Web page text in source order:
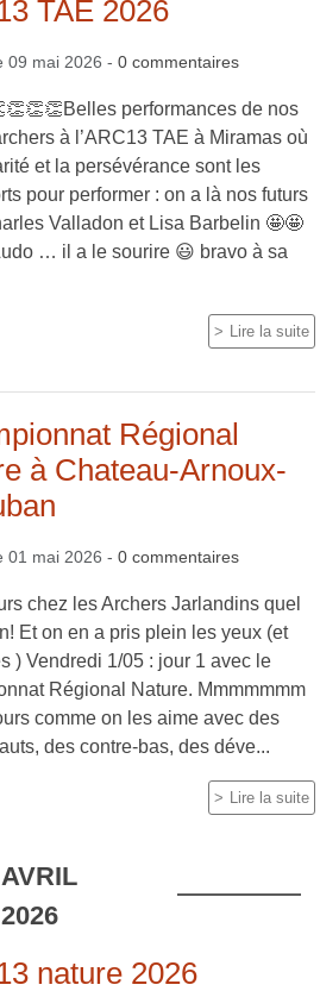
TAE 2026
09 mai 2026 - 0 commentaires
performances de nos
à l’ARC13 TAE à Miramas où
et la persévérance sont les
pour performer : on a là nos futurs
Valladon et Lisa Barbelin 🤩🤩
… il a le sourire 😃 bravo à sa
Lire la suite
Régional
à Chateau-Arnoux-
01 mai 2026 - 0 commentaires
chez les Archers Jarlandins quel
Et on en a pris plein les yeux (et
) Vendredi 1/05 : jour 1 avec le
Régional Nature. Mmmmmmm
comme on les aime avec des
des contre-bas, des déve...
Lire la suite
AVRIL
2026
nature 2026